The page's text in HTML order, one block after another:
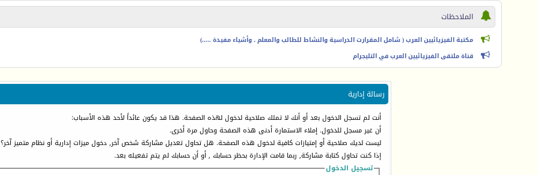
الملاحظات
مكتبة الفيزيائيين العرب ( شامل المقرارت الدراسية والنشاط للطالب والمعلم ، وأشياء مفيدة .....)
قناة ملتقى الفيزيائيين العرب في التليجرام
رسالة إدارية
أنت لم تسجل الدخول بعد أو أنك لا تملك صلاحية لدخول لهذه الصفحة. هذا قد يكون عائداً لأحد هذه الأسباب:
أن غير مسجل للدخول. إملاء الاستمارة أدنى هذه الصفحة وحاول مرة أخرى.
ليست لديك صلاحية أو إمتيازات كافية لدخول هذه الصفحة. هل تحاول تعديل مشاركة شخص آخر, دخول ميزات إدارية أو نظام متميز آخر؟
إذا كنت تحاول كتابة مشاركة, ربما قامت الإدارة بحظر حسابك , أو أن حسابك لم يتم تفعيله بعد.
تسجيل الدخول